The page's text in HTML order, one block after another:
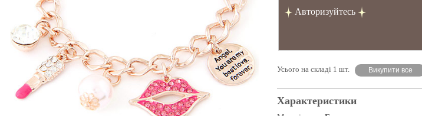
Авторизуйтесь
Усього на складі 1 шт. Викупити все
Характеристики